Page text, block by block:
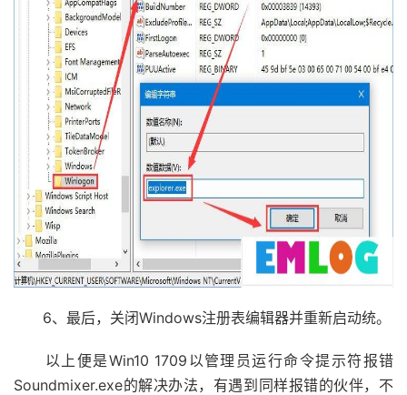
6、最后，关闭Windows注册表编辑器并重新启动统。
以上便是Win10 1709以管理员运行命令提示符报错
Soundmixer.exe的解决办法，有遇到同样报错的伙伴，不